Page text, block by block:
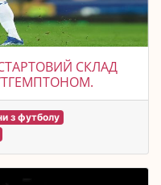
СКЛАД
з футболу